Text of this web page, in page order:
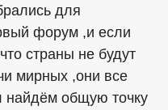
для
форум ,и если
страны не будут
мирных ,они все
найдём общую точку